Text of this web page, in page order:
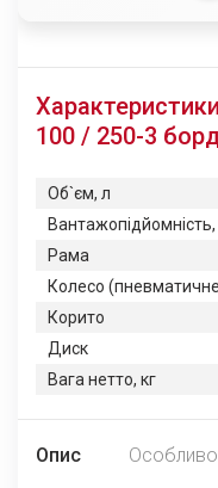
100 / 250-3
Об`єм, л
Вантажопідйомність,
Рама
Колесо
Корито
Диск
Вага нетто, кг
Опис